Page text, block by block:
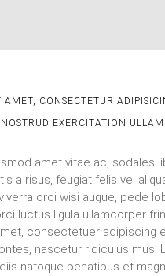
AMET, CONSECTETUR
EXERCITATION
amet vitae ac, sodales
a risus, feugiat felis vel
orci wisi augue, pede
luctus ligula ullamcorper
consectetuer adipiscing
nascetur ridiculus
natoque penatibus et